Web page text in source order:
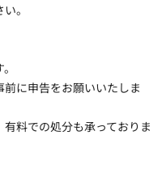
。
に申告をお願いいたしま
料での処分も承っておりま